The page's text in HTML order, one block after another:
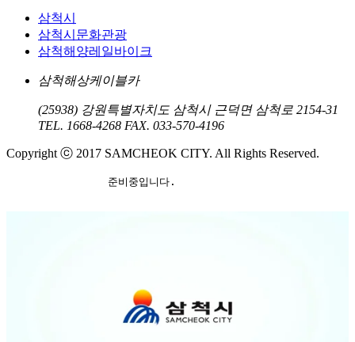
삼척시
삼척시문화관광
삼척해양레일바이크
삼척해상케이블카
(25938) 강원특별자치도 삼척시 근덕면 삼척로 2154-31
TEL. 1668-4268 FAX. 033-570-4196
Copyright ⓒ 2017 SAMCHEOK CITY. All Rights Reserved.